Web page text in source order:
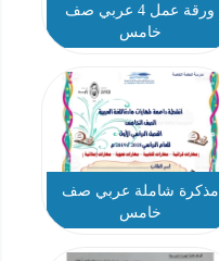
ورقة عمل 4 عربي صف
خامس
مذكرة شاملة عربي صف
خامس